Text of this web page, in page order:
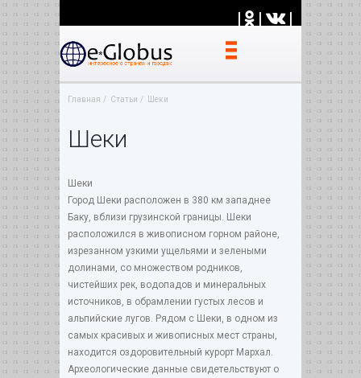
| | |
Главная Статьи Шеки
Шеки
Шеки
Город Шеки расположен в 380 км западнее
Баку, вблизи грузинской границы. Шеки
расположился в живописном горном районе,
изрезанном узкими ущельями и зелеными
долинами, со множеством родников,
чистейших рек, водопадов и минеральных
источников, в обрамлении густых лесов и
альпийские лугов. Рядом с Шеки, в одном из
самых красивых и живописных мест страны,
находится оздоровительный курорт Мархал.
Археологические данные свидетельствуют о